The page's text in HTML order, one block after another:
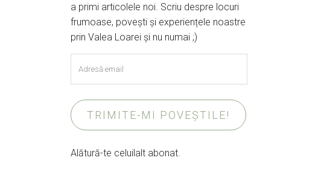
a primi articolele noi. Scriu despre locuri
frumoase, povești și experiențele noastre
prin Valea Loarei și nu numai ;)
email
TRIMITE-MI POVEȘTILE!
Alătură-te celuilalt abonat.